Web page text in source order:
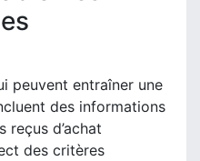
peuvent entraîner une
des informations
d’achat
des critères